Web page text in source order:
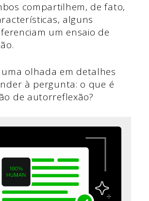
compartilhem, de fato,
alguns
um ensaio de
olhada em detalhes
à pergunta: o que é
de autorreflexão?